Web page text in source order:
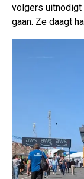
volgers uitnodigt
gaan. Ze daagt